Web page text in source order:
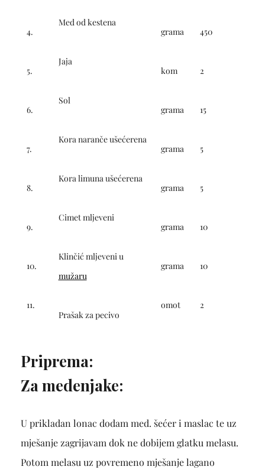
4.
5.
6.
7.
8.
9.
10.
11.
Med od kestena
Jaja
Sol
Kora naranče ušećerena
Kora limuna ušećerena
Cimet mljeveni
Klinčić mljeveni u
mužaru
Prašak za pecivo
grama
kom
grama
grama
grama
grama
grama
omot
450
2
15
5
5
10
10
2
Priprema:
Za medenjake:
U prikladan lonac dodam med. šećer i maslac te uz
mješanje zagrijavam dok ne dobijem glatku melasu.
Potom melasu uz povremeno mješanje lagano